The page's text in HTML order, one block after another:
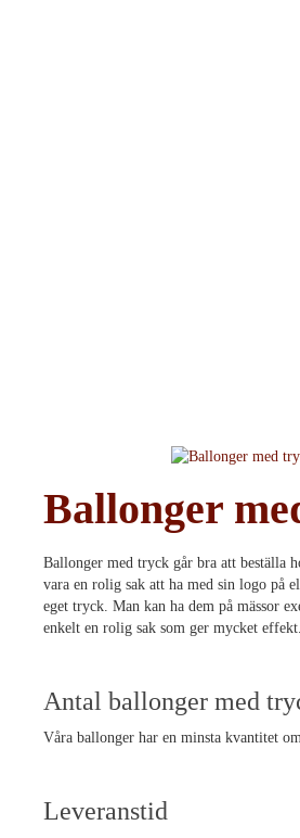
Ballonger
Ballonger med tryck går bra att beställa
vara en rolig sak att ha med sin logo på
eget tryck. Man kan ha dem på mässor
enkelt en rolig sak som ger mycket effekt.
Antal ballonger med
Våra ballonger har en minsta kvantitet
Leveranstid